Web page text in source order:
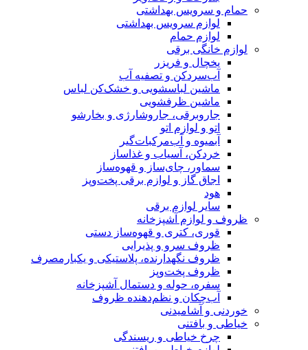
حمام و سرویس بهداشتی
لوازم سرویس بهداشتی
لوازم حمام
لوازم خانگی برقی
یخچال و فریزر
آب‌سردکن و تصفیه آب
ماشین لباسشویی و خشک‌کن لباس
ماشین ظرفشویی
جاروبرقی، جاروشارژی و بخارشو
اتو و لوازم اتو
آبمیوه و آب‌مرکبات‌گیر
خردکن، آسیاب و غذاساز
سماور، چای‌ساز و قهوه‌ساز
اجاق گاز و لوازم برقی پخت‌وپز
هود
سایر لوازم برقی
ظروف و لوازم آشپزخانه
قوری، کتری و قهوه‌ساز دستی
ظروف سرو و پذیرایی
ظروف نگهدارنده، پلاستیکی و یکبارمصرف
ظروف پخت‌وپز
سفره، حوله و دستمال آشپزخانه
آب‌چکان و نظم‌دهنده ظروف
خوردنی و آشامیدنی
خیاطی و بافتنی
چرخ خیاطی و ریسندگی